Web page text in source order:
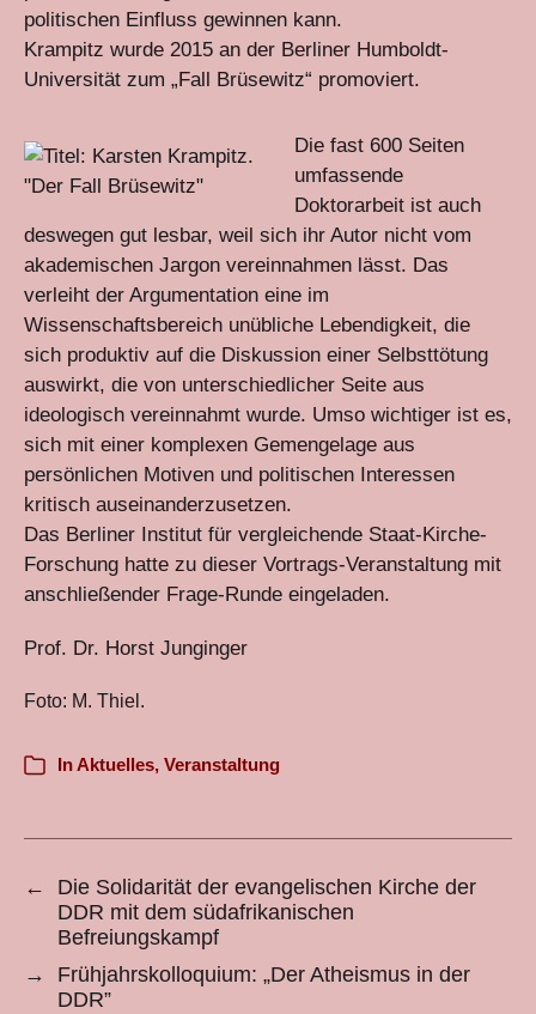
politischen Einfluss gewinnen kann.
Krampitz wurde 2015 an der Berliner Humboldt-
Universität zum „Fall Brüsewitz“ promoviert.
Die fast 600 Seiten
umfassende
Doktorarbeit ist auch
deswegen gut lesbar, weil sich ihr Autor nicht vom
akademischen Jargon vereinnahmen lässt. Das
verleiht der Argumentation eine im
Wissenschaftsbereich unübliche Lebendigkeit, die
sich produktiv auf die Diskussion einer Selbsttötung
auswirkt, die von unterschiedlicher Seite aus
ideologisch vereinnahmt wurde. Umso wichtiger ist es,
sich mit einer komplexen Gemengelage aus
persönlichen Motiven und politischen Interessen
kritisch auseinanderzusetzen.
Das Berliner Institut für vergleichende Staat-Kirche-
Forschung hatte zu dieser Vortrags-Veranstaltung mit
anschließender Frage-Runde eingeladen.
Prof. Dr. Horst Junginger
Foto: M. Thiel.
In Aktuelles, Veranstaltung
←
Die Solidarität der evangelischen Kirche der
DDR mit dem südafrikanischen
Befreiungskampf
→
Frühjahrskolloquium: „Der Atheismus in der
DDR”